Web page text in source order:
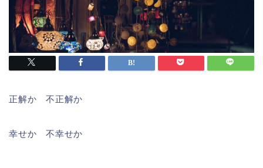
正解か 不正解か
幸せか 不幸せか